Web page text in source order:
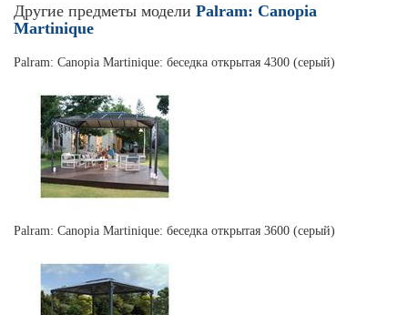
Другие предметы модели Palram: Canopia
Martinique
Palram: Canopia Martinique: беседка открытая 4300 (серый)
Palram: Canopia Martinique: беседка открытая 3600 (серый)